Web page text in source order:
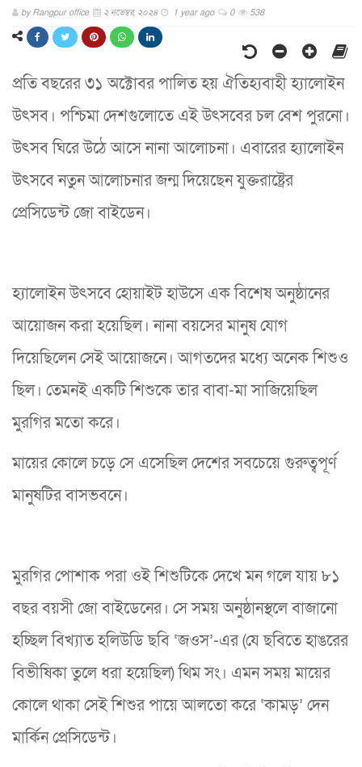
byRangpur office ২ নভেম্বর, ২০২৪ 1 year ago 0 538
প্রতি বছরের ৩১ অক্টোবর পালিত হয় ঐতিহ্যবাহী হ্যালোইন
উৎসব। পশ্চিমা দেশগুলোতে এই উৎসবের চল বেশ পুরনো।
উৎসব ঘিরে উঠে আসে নানা আলোচনা। এবারের হ্যালোইন
উৎসবে নতুন আলোচনার জন্ম দিয়েছেন যুক্তরাষ্ট্রের
প্রেসিডেন্ট জো বাইডেন।
হ্যালোইন উৎসবে হোয়াইট হাউসে এক বিশেষ অনুষ্ঠানের
আয়োজন করা হয়েছিল। নানা বয়সের মানুষ যোগ
দিয়েছিলেন সেই আয়োজনে। আগতদের মধ্যে অনেক শিশুও
ছিল। তেমনই একটি শিশুকে তার বাবা-মা সাজিয়েছিল
মুরগির মতো করে।
মায়ের কোলে চড়ে সে এসেছিল দেশের সবচেয়ে গুরুত্বপূর্ণ
মানুষটির বাসভবনে।
মুরগির পোশাক পরা ওই শিশুটিকে দেখে মন গলে যায় ৮১
বছর বয়সী জো বাইডেনের। সে সময় অনুষ্ঠানস্থলে বাজানো
হচ্ছিল বিখ্যাত হলিউডি ছবি ‘জওস’-এর (যে ছবিতে হাঙরের
বিভীষিকা তুলে ধরা হয়েছিল) থিম সং। এমন সময় মায়ের
কোলে থাকা সেই শিশুর পায়ে আলতো করে ‘কামড়’ দেন
মার্কিন প্রেসিডেন্ট।